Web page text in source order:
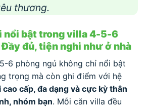
thương.
nổi bật trong villa 4-5-6
Đầy đủ, tiện nghi như ở nhà
6 phòng ngủ không chỉ nổi bật
trọng mà còn ghi điểm với hệ
cấp, đa dạng và cực kỳ thân
nhóm bạn. Mỗi căn villa đều